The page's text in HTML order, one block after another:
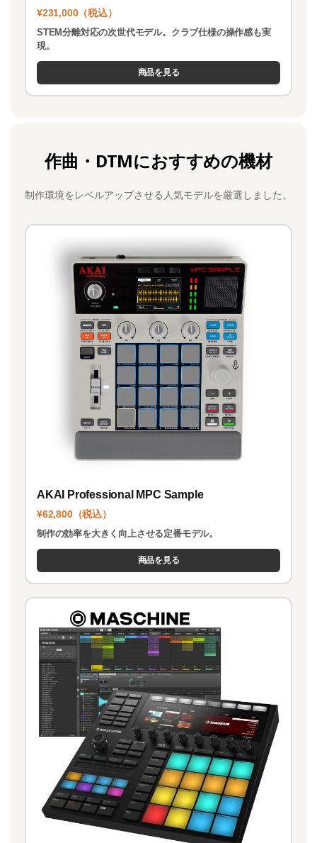
¥231,000（税込）
STEM分離対応の次世代モデル。クラブ仕様の操作感も実
現。
商品を見る
作曲・DTMにおすすめの機材
制作環境をレベルアップさせる人気モデルを厳選しました。
AKAI Professional MPC Sample
¥62,800（税込）
制作の効率を大きく向上させる定番モデル。
商品を見る